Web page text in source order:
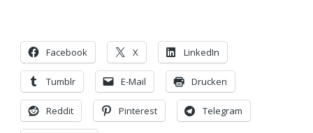
Facebook X LinkedIn
Tumblr E-Mail Drucken
Reddit Pinterest Telegram